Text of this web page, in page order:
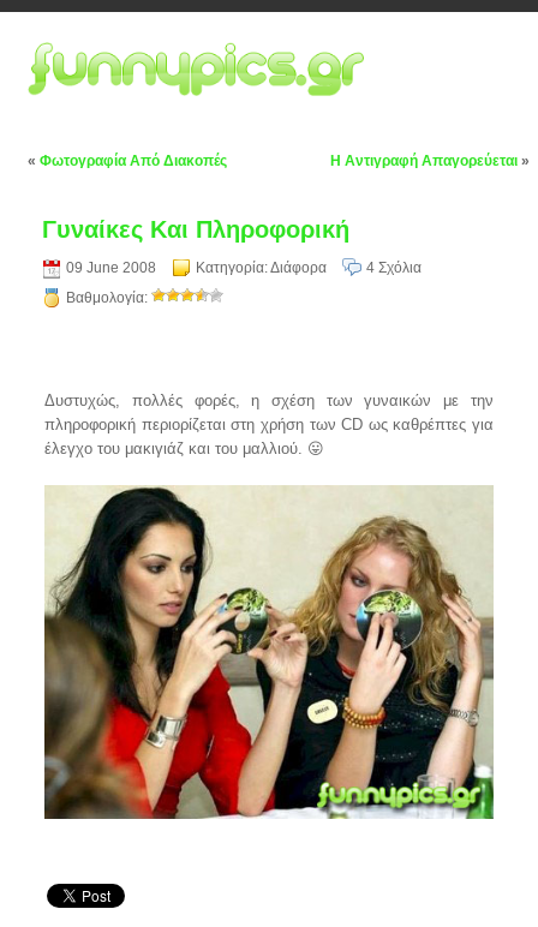
« Φωτογραφία Από Διακοπές Η Αντιγραφή Απαγορεύεται »
Γυναίκες Και Πληροφορική
09 June 2008 Κατηγορία:Διάφορα
4 Σχόλια
Βαθμολογία:
Δυστυχώς, πολλές φορές, η σχέση των γυναικών με την
πληροφορική περιορίζεται στη χρήση των CD ως καθρέπτες για
έλεγχο του μακιγιάζ και του μαλλιού. 😛